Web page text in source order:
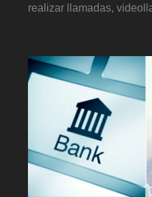
realizar llamadas,